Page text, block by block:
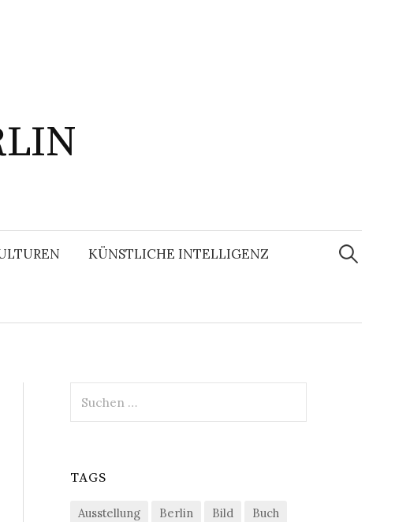
KÜNSTLICHE INTELLIGENZ
Suchen
nach:
nach:
TAGS
Ausstellung Berlin Bild
Buch